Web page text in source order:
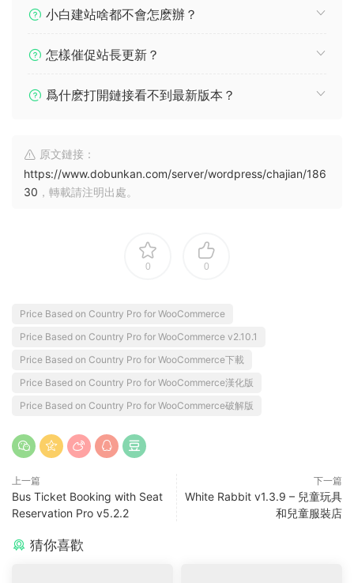
小白建站啥都不會怎麽辦？
怎樣催促站長更新？
爲什麽打開鏈接看不到最新版本？
原文鏈接：
https://www.dobunkan.com/server/wordpress/chajian/186
30 ，轉載請注明出處。
0 0
Price Based on Country Pro for WooCommerce
Price Based on Country Pro for WooCommerce v2.10.1
Price Based on Country Pro for WooCommerce下載
Price Based on Country Pro for WooCommerce漢化版
Price Based on Country Pro for WooCommerce破解版
上一篇
Bus Ticket Booking with Seat
Reservation Pro v5.2.2
下一篇
White Rabbit v1.3.9 – 兒童玩具
和兒童服裝店
猜你喜歡